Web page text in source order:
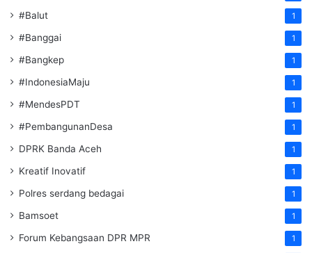
#Balut 1
#Banggai 1
#Bangkep 1
#IndonesiaMaju 1
#MendesPDT 1
#PembangunanDesa 1
DPRK Banda Aceh 1
Kreatif Inovatif 1
Polres serdang bedagai 1
Bamsoet 1
Forum Kebangsaan DPR MPR 1